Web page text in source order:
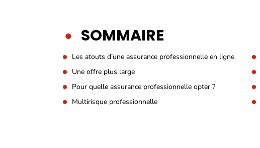
SOMMAIRE
Les atouts d’une assurance professionnelle en ligne
Une offre plus large
Pour quelle assurance professionnelle opter ?
Multirisque professionnelle